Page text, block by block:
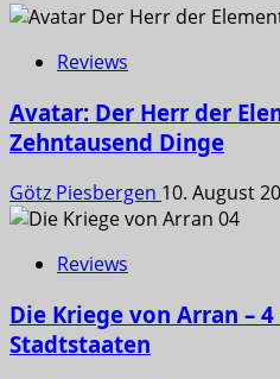
Reviews
Avatar: Der Herr der
Zehntausend Dinge
Götz Piesbergen 10. August
Reviews
Die Kriege von Arran –
Stadtstaaten